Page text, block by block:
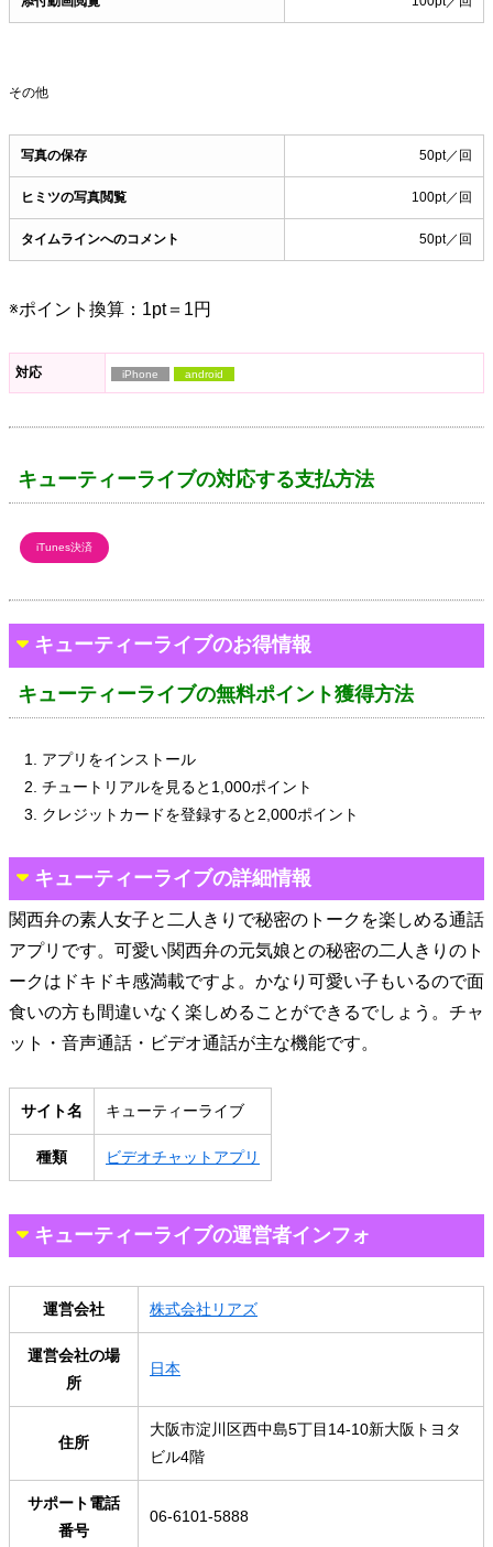
その他
写真の保存 50pt／回
ヒミツの写真閲覧 100pt／回
タイムラインへのコメント 50pt／回
※ポイント換算：1pt＝1円
対応 iPhone android
キューティーライブの対応する支払方法
iTunes決済
キューティーライブのお得情報
キューティーライブの無料ポイント獲得方法
アプリをインストール
チュートリアルを見ると1,000ポイント
クレジットカードを登録すると2,000ポイント
キューティーライブの詳細情報
関西弁の素人女子と二人きりで秘密のトークを楽しめる通話
アプリです。可愛い関西弁の元気娘との秘密の二人きりのト
ークはドキドキ感満載ですよ。かなり可愛い子もいるので面
食いの方も間違いなく楽しめることができるでしょう。チャ
ット・音声通話・ビデオ通話が主な機能です。
サイト名 キューティーライブ
種類 ビデオチャットアプリ
キューティーライブの運営者インフォ
運営会社 株式会社リアズ
運営会社の場
所
日本
住所
大阪市淀川区西中島5丁目14-10新大阪トヨタ
ビル4階
サポート電話
番号
06-6101-5888